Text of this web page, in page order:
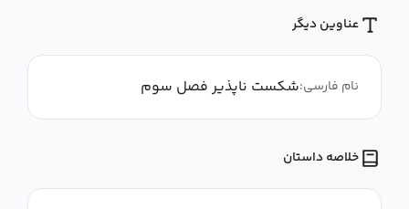
عناوین دیگر
نام فارسی:شکست ناپذیر فصل سوم
خلاصه داستان